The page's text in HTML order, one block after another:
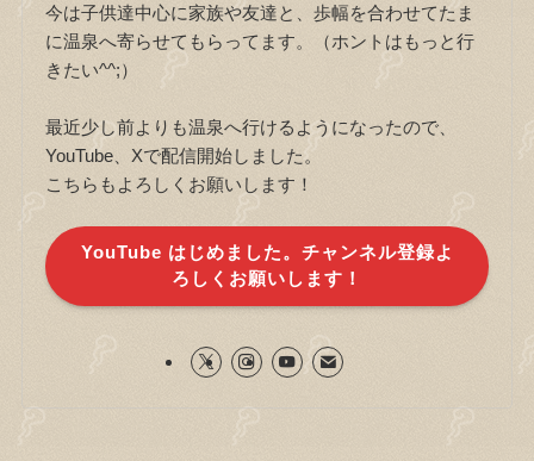
今は子供達中心に家族や友達と、歩幅を合わせてたま
に温泉へ寄らせてもらってます。（ホントはもっと行
きたい^^;）
最近少し前よりも温泉へ行けるようになったので、
YouTube、Xで配信開始しました。
こちらもよろしくお願いします！
YouTube はじめました。チャンネル登録よ
ろしくお願いします！